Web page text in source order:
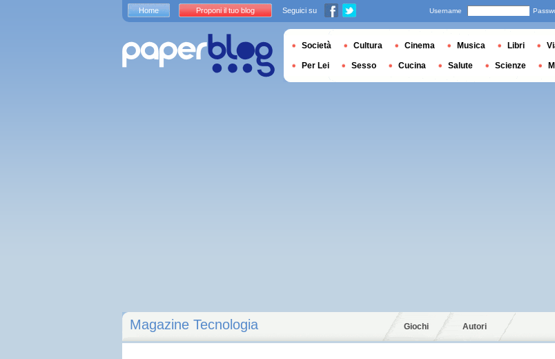
Magazine Tecnologia Giochi Autori
Home Proponi il tuo blog Seguici su Username
Società Cultura Cinema Musica Libri
Per Lei Sesso Cucina Salute Scienze